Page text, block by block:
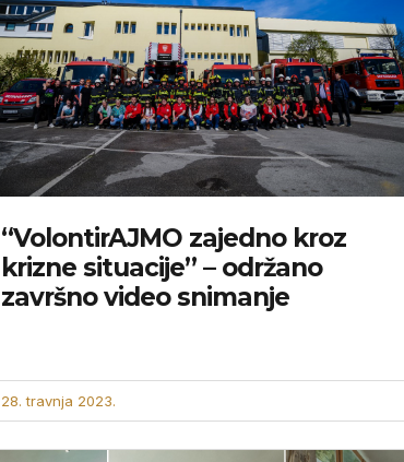
“VolontirAJMO zajedno kroz
krizne situacije” – održano
završno video snimanje
28. travnja 2023.